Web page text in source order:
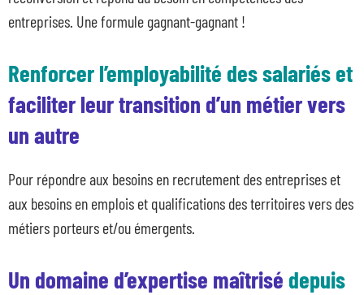
entreprises. Une formule gagnant-gagnant !
Renforcer l’employabilité des salariés et
faciliter leur transition d’un métier vers
un autre
Pour répondre aux besoins en recrutement des entreprises et
aux besoins en emplois et qualifications des territoires vers des
métiers porteurs et/ou émergents.
Un domaine d’expertise maîtrisé depuis